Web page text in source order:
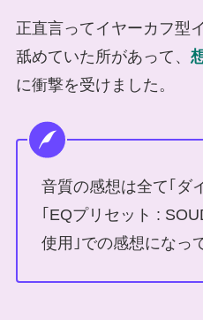
正直言ってイヤーカフ型
舐めていた所があって、
に衝撃を受けました。
音質の感想は全て｢ダ
｢EQプリセット :
使用｣での感想になっ